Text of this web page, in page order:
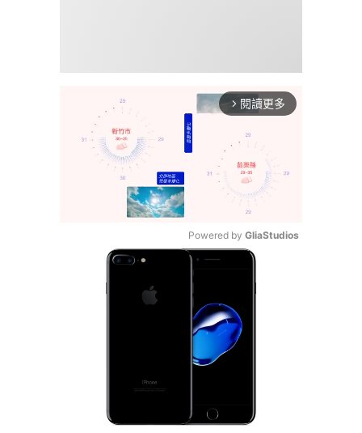
arrow_forward_ios 閱讀更多
Powered by GliaStudios